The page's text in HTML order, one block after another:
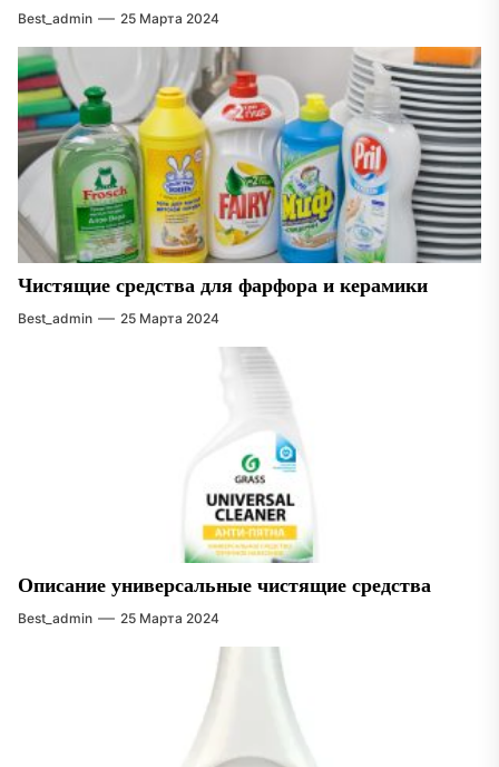
Best_admin 25 Марта 2024
Чистящие средства для фарфора и керамики
Best_admin 25 Марта 2024
Описание универсальные чистящие средства
Best_admin 25 Марта 2024